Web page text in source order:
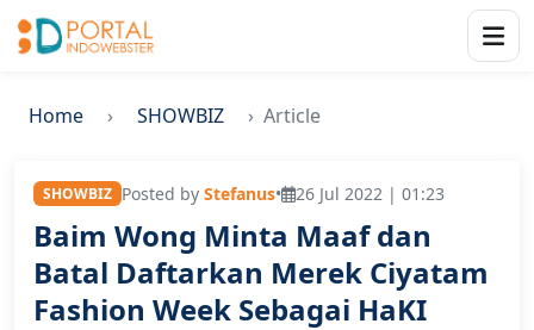
Home SHOWBIZ Article
SHOWBIZ Posted by Stefanus• 26 Jul 2022 | 01:23
Baim Wong Minta Maaf dan
Batal Daftarkan Merek Ciyatam
Fashion Week Sebagai HaKI